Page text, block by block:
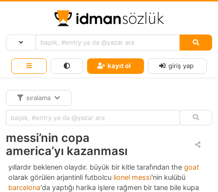
kayıt ol giriş yap
sıralama
messi’nin copa
america’yı kazanması
yıllardır beklenen olaydır. büyük bir kitle tarafından the goat
olarak görülen arjantinli futbolcu lionel messi'nin kulübü
barcelona'da yaptığı harika işlere rağmen bir tane bile kupa